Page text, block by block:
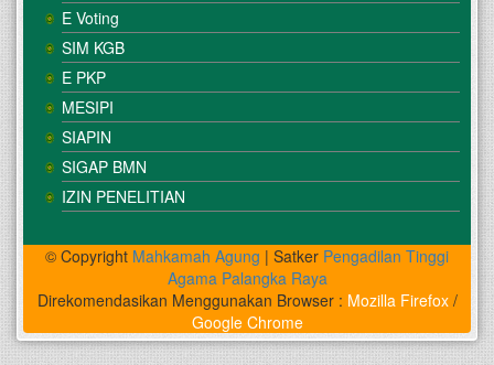
E Voting
SIM KGB
E PKP
MESIPI
SIAPIN
SIGAP BMN
IZIN PENELITIAN
© Copyright Mahkamah Agung | Satker Pengadilan Tinggi
Agama Palangka Raya
Direkomendasikan Menggunakan Browser : Mozilla Firefox/
Google Chrome